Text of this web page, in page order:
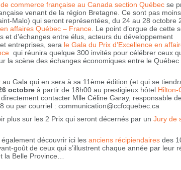
commerce française au Canada section Québec se
venant de la région Bretagne. Ce sont pas
Malo) qui seront représentées, du 24 au 28 octobre
affaires Québec – France . Le point d’orgue de cette
et d’échanges entre élus, acteurs du développement
entreprises, sera le Gala du Prix d’Excellence en
qui réunira quelque 300 invités pour célébrer ceux
la scène des échanges économiques entre le Québec
au Gala qui en sera à sa 11ème édition (et qui se
octobre à partir de 18h00 au prestigieux hôtel Hilton-
contacter Mlle Céline Garay, responsable
ou par courriel : communication@ccfcquebec.ca
plus sur les 2 Prix qui seront décernés par un Jury de
découvrir ici les anciens récipiendaires des
goût de ceux qui s’illustrent chaque année par leur
la Belle Province…